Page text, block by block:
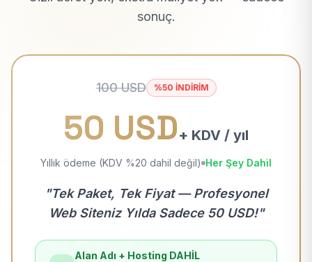
sonuç.
100 USD %50 İNDİRİM
50 USD+ KDV / yıl
Yıllık ödeme (KDV %20 dahil değil) Her Şey Dahil
"Tek Paket, Tek Fiyat — Profesyonel
Web Siteniz Yılda Sadece 50 USD!"
Alan Adı + Hosting DAHİL